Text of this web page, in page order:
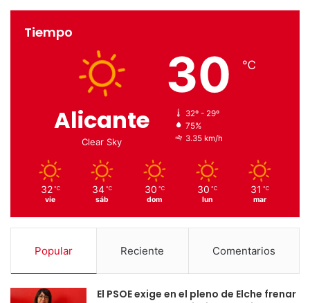
Tiempo
Alicante
Clear Sky
30 ℃
32º - 29º
75%
3.35 km/h
32 ℃
vie
34 ℃
sáb
30 ℃
dom
30 ℃
lun
31 ℃
mar
Popular Reciente Comentarios
El PSOE exige en el pleno de Elche frenar